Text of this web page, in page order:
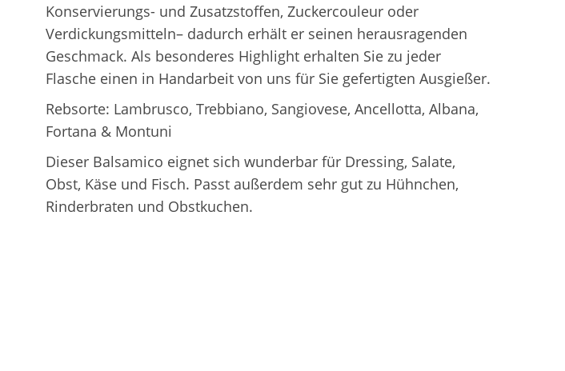
Konservierungs- und Zusatzstoffen, Zuckercouleur oder
Verdickungsmitteln– dadurch erhält er seinen herausragenden
Geschmack. Als besonderes Highlight erhalten Sie zu jeder
Flasche einen in Handarbeit von uns für Sie gefertigten Ausgießer.
Rebsorte: Lambrusco, Trebbiano, Sangiovese, Ancellotta, Albana,
Fortana & Montuni
Dieser Balsamico eignet sich wunderbar für Dressing, Salate,
Obst, Käse und Fisch. Passt außerdem sehr gut zu Hühnchen,
Rinderbraten und Obstkuchen.